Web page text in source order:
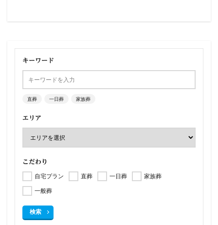
キーワード
直葬 一日葬 家族葬
エリア
こだわり
自宅プラン 直葬 一日葬
家族葬
一般葬
検索